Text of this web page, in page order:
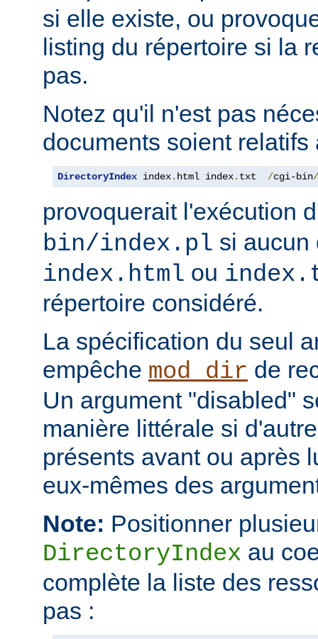
si elle existe, ou
listing du répertoire si la
pas.
Notez qu'il n'est pas
documents soient relatifs
DirectoryIndex index. html index. txt /cgi-bin/
provoquerait l'exécution
bin/index.pl si aucun
index.html ou
répertoire considéré.
La spécification du seul
empêche mod_dir de
Un argument "disabled"
manière littérale si
présents avant ou après
eux-mêmes des
Note: Positionner
DirectoryIndex au
complète la liste des
pas :